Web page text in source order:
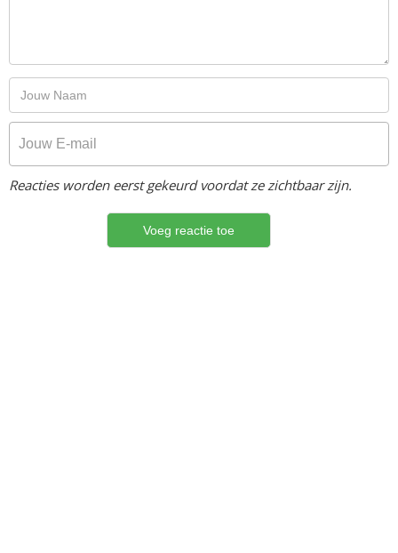
Reacties worden eerst gekeurd voordat ze zichtbaar zijn.